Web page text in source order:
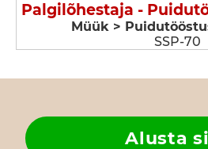
Palgilõhestaja -
Müük >
SSP-70
Alusta